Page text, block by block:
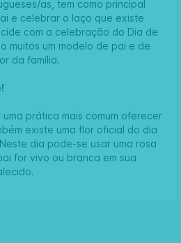
as, tem como principal
e celebrar o laço que existe
com a celebração do Dia de
muitos um modelo de pai e de
da família.
prática mais comum oferecer
existe uma flor oficial do dia
dia pode-se usar uma rosa
for vivo ou branca em sua